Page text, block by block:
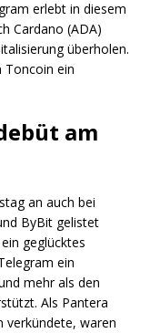
erlebt in diesem
Cardano (ADA)
überholen.
Toncoin ein
am
an auch bei
ByBit gelistet
geglücktes
ein
mehr als den
Als Pantera
verkündete, waren